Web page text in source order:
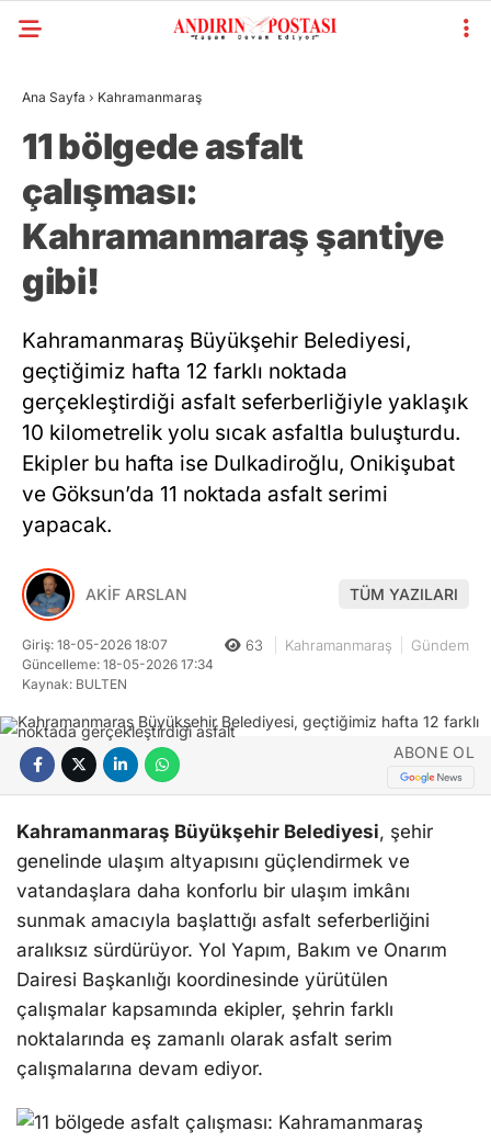
Ana Sayfa › Kahramanmaraş
11 bölgede asfalt
çalışması:
Kahramanmaraş şantiye
gibi!
Kahramanmaraş Büyükşehir Belediyesi,
geçtiğimiz hafta 12 farklı noktada
gerçekleştirdiği asfalt seferberliğiyle yaklaşık
10 kilometrelik yolu sıcak asfaltla buluşturdu.
Ekipler bu hafta ise Dulkadiroğlu, Onikişubat
ve Göksun’da 11 noktada asfalt serimi
yapacak.
AKİF ARSLAN TÜM YAZILARI
Giriş: 18-05-2026 18:07
Güncelleme: 18-05-2026 17:34
Kaynak: BULTEN
63 Kahramanmaraş Gündem
ABONE OL
Kahramanmaraş Büyükşehir Belediyesi, şehir
genelinde ulaşım altyapısını güçlendirmek ve
vatandaşlara daha konforlu bir ulaşım imkânı
sunmak amacıyla başlattığı asfalt seferberliğini
aralıksız sürdürüyor. Yol Yapım, Bakım ve Onarım
Dairesi Başkanlığı koordinesinde yürütülen
çalışmalar kapsamında ekipler, şehrin farklı
noktalarında eş zamanlı olarak asfalt serim
çalışmalarına devam ediyor.